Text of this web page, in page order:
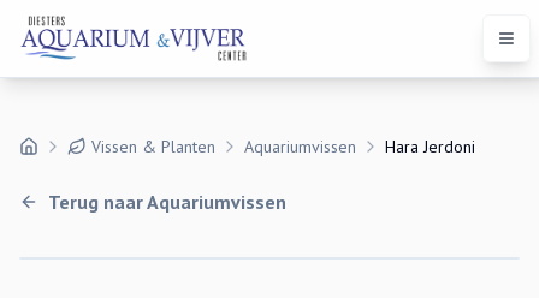
Vissen & Planten Aquariumvissen Hara Jerdoni
Terug naarAquariumvissen